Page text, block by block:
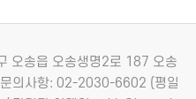
오송읍 오송생명2로 187 오송
문의사항: 02-2030-6602 (평일